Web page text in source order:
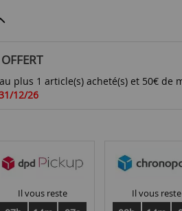
plus 1 article(s) acheté(s) et 50€ de
12/26
Il vous reste Il vous reste